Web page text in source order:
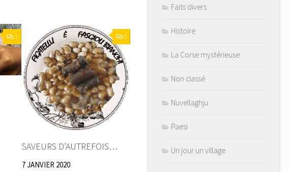
1 0
SAVEURS D’AUTREFOIS…
7 JANVIER 2020
Faits divers
Histoire
La Corse mystérieuse
Non classé
Nuvellaghju
Paesi
Un jour un village